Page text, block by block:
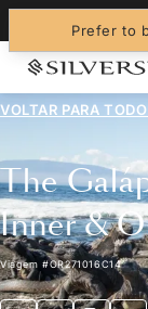
Prefer to
VOLTAR PARA
The
Inner &
Viagem #OR271016C14